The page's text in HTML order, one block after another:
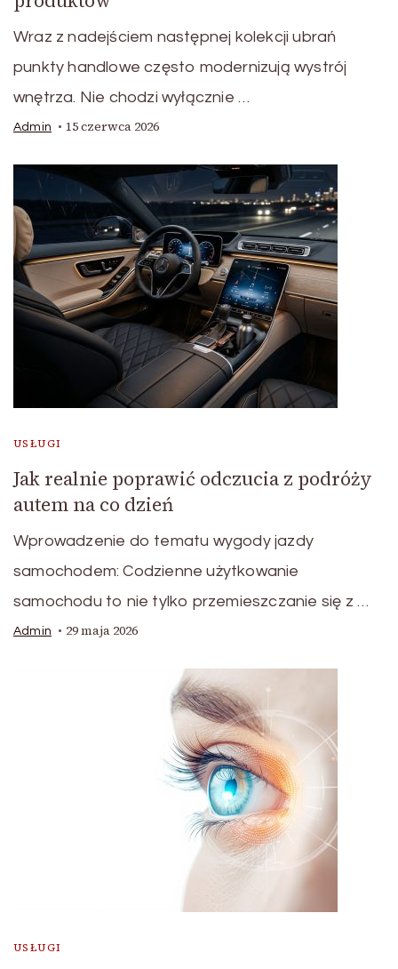
Wraz z nadejściem następnej kolekcji ubrań
punkty handlowe często modernizują wystrój
wnętrza. Nie chodzi wyłącznie …
Admin 15 czerwca 2026
USŁUGI
Jak realnie poprawić odczucia z podróży
autem na co dzień
Wprowadzenie do tematu wygody jazdy
samochodem: Codzienne użytkowanie
samochodu to nie tylko przemieszczanie się z …
Admin 29 maja 2026
USŁUGI